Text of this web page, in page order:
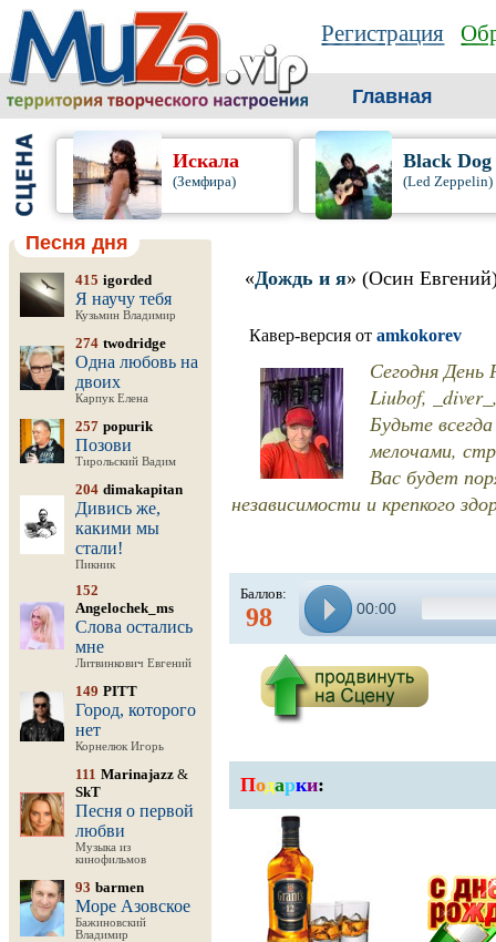
Регистрация
Главная
Искала
(Земфира)
Black Dog
(Led Zeppelin)
Песня дня
415 igorded
Я научу тебя
Кузьмин Владимир
274 twodridge
Одна любовь на
двоих
Карпук Елена
257 popurik
Позови
Тирольский Вадим
204 dimakapitan
Дивись же,
какими мы
стали!
Пикник
152
Angelochek_ms
Слова остались
мне
Литвинкович Евгений
149 PITT
Город, которого
нет
Корнелюк Игорь
111 Marinajazz &
SkT
Песня о первой
любви
Музыка из
кинофильмов
93 barmen
Море Азовское
Бажиновский
Владимир
«Дождь и я» (Осин
Кавер-версия отamkokorev
Сегодня
Liubof,
Будьте
мелочами,
Вас будет
независимости и крепкого
Баллов:
98 00:00
Подарки: